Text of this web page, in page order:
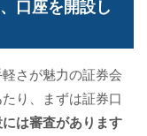
口座を開設し
さが魅力の証券会
り、まずは証券口
は審査があります